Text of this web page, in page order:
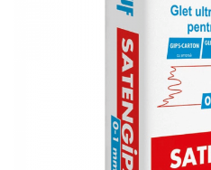
Plasă Termoizolație
Plasă Tencuieli și Șape
Doze și Platforme
Adezivi Termoizolații